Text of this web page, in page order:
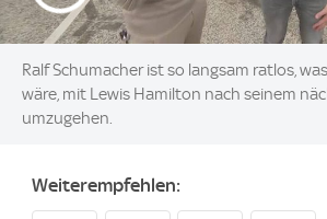
Ralf Schumacher ist so langsam ratlos,
wäre, mit Lewis Hamilton nach seinem
umzugehen.
Weiterempfehlen: